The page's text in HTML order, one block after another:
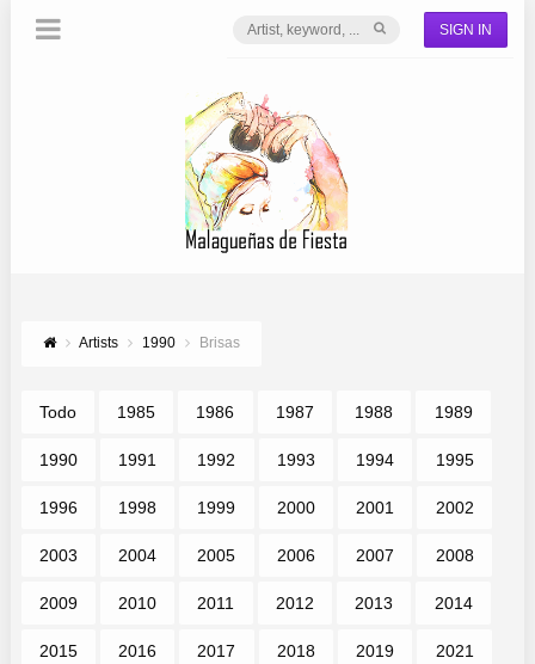
SIGN IN
Artists 1990 Brisas
Todo 1985 1986 1987 1988 1989
1990 1991 1992 1993 1994 1995
1996 1998 1999 2000 2001 2002
2003 2004 2005 2006 2007 2008
2009 2010 2011 2012 2013 2014
2015 2016 2017 2018 2019 2021